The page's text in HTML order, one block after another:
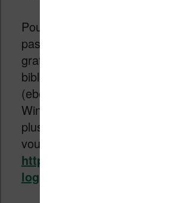
Pour celles et ceux qui ne
pas Calibre, il s’agit d’un
gratuit qui vous permet de
bibliothèque de livres
(ebooks). Il fonctionne sur
Windows, Mac et Linux.
plus et apprendre à
vous pouvez –
https://www.liseuses.net/
logiciel-complet-pour-vos-